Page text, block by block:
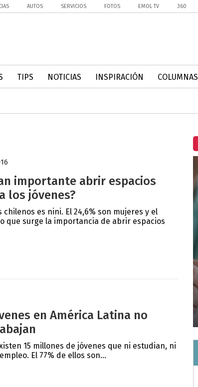
AUTOS SERVICIOS FOTOS EMOL TV 360
TIPS NOTICIAS INSPIRACIÓN COLUMNAS
importante abrir espacios
los jóvenes?
chilenos es nini. El 24,6% son mujeres y el
que surge la importancia de abrir espacios
en América Latina no
15 millones de jóvenes que ni estudian, ni
El 77% de ellos son...